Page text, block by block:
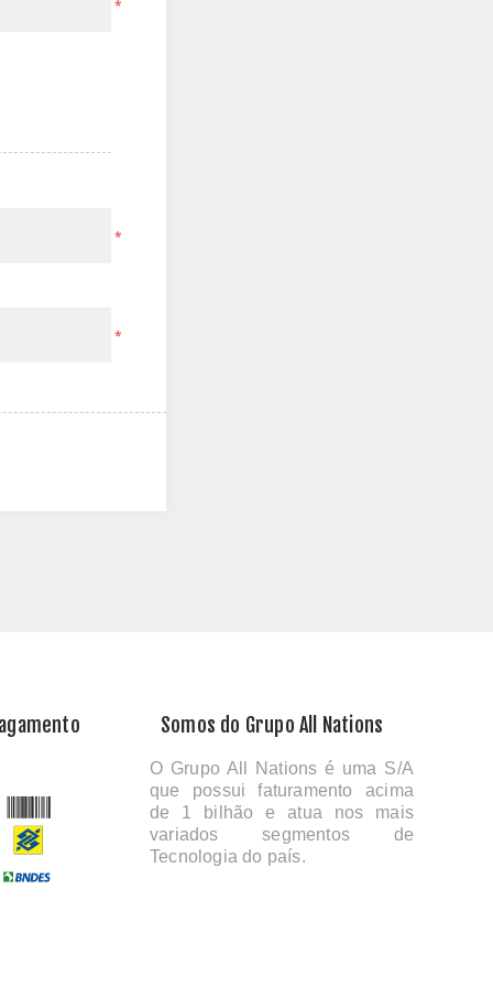
*
*
*
Somos do Grupo All Nations
O Grupo All Nations é uma S/A
que possui faturamento acima
de 1 bilhão e atua nos mais
variados segmentos de
Tecnologia do país.